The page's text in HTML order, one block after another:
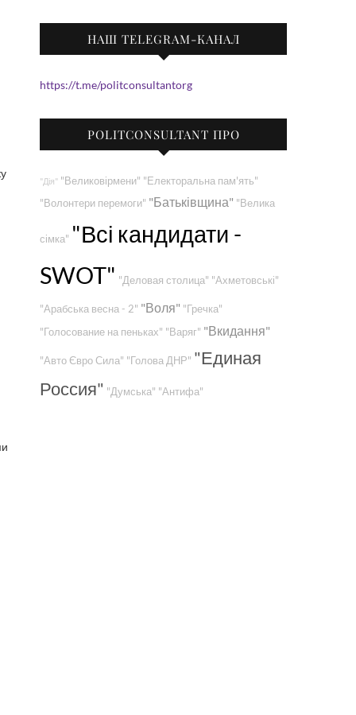
НАШ TELEGRAM-КАНАЛ
https://t.me/politconsultantorg
POLITCONSULTANT ПРО
"Дія" "Великовірмени" "Електоральна пам'ять"
"Волонтери перемоги" "Батьківщина" "Велика
сімка" "Всі кандидати -
SWOT" "Деловая столица" "Ахметовські"
"Арабська весна - 2" "Воля" "Гречка"
"Голосование на пеньках" "Варяг" "Вкидання"
"Авто Євро Сила" "Голова ДНР" "Единая
Россия" "Думська" "Антифа"